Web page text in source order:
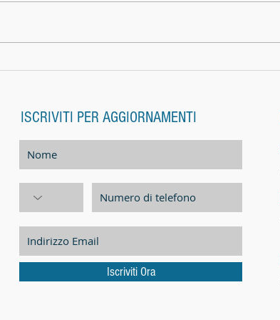
ISCRIVITI PER AGGIORNAMENTI
Iscriviti Ora